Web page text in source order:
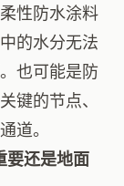
性防水涂料
的水分无法
也可能是防
键的节点、
道。
要还是地面